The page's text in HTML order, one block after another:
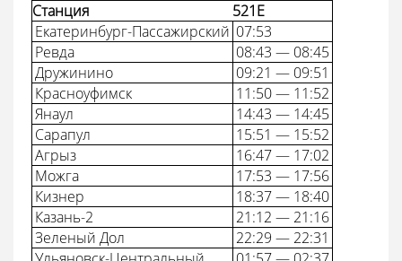
Станция
521Е
Екатеринбург-Пассажирский 07:53
Ревда
08:43 — 08:45
Дружинино
09:21 — 09:51
Красноуфимск
11:50 — 11:52
Янаул
14:43 — 14:45
Сарапул
15:51 — 15:52
Агрыз
16:47 — 17:02
Можга
17:53 — 17:56
Кизнер
18:37 — 18:40
Казань-2
21:12 — 21:16
Зеленый Дол
22:29 — 22:31